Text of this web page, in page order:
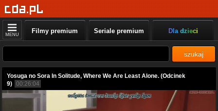
MENU Filmy premium Seriale premium Dla dzieci
szukaj
Yosuga no Sora In Solitude, Where We Are Least Alone. (Odcinek
9) 00:26:04